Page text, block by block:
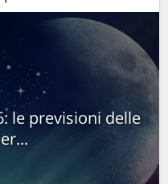
le previsioni delle